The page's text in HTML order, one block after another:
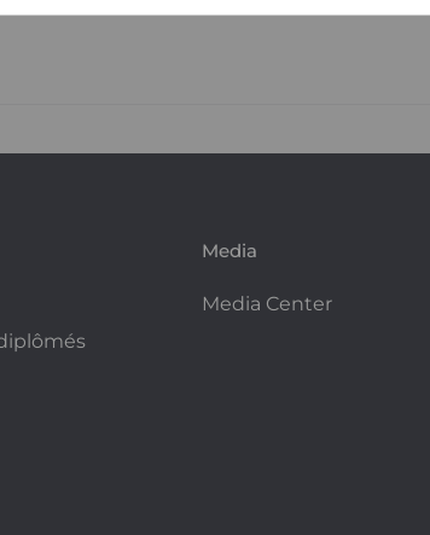
Media
Media Center